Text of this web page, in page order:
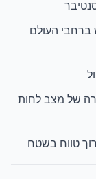
ברחבי העולם
של מצב לחות
טווח בשטח